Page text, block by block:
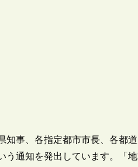
知事、各指定都市市長、各都
う通知を発出しています。「